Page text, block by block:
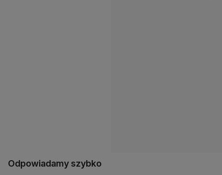
Odpowiadamy szybko